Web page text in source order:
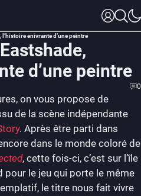
l’histoire enivrante d’une peintre
d’une peintre
0
on vous propose de
de la scène indépendante
. Après être parti dans
dans le monde coloré de
, cette fois-ci, c’est sur l’île
pour le jeu qui porte le même
le titre nous fait vivre